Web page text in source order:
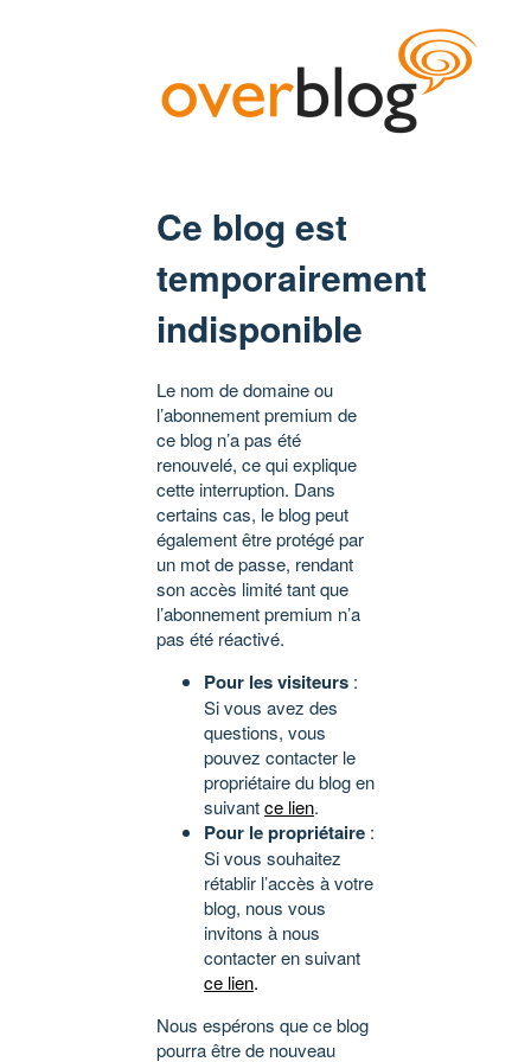
Ce blog est
temporairement
indisponible
Le nom de domaine ou
l’abonnement premium de
ce blog n’a pas été
renouvelé, ce qui explique
cette interruption. Dans
certains cas, le blog peut
également être protégé par
un mot de passe, rendant
son accès limité tant que
l’abonnement premium n’a
pas été réactivé.
Pour les visiteurs :
Si vous avez des
questions, vous
pouvez contacter le
propriétaire du blog en
suivantce lien.
Pour le propriétaire :
Si vous souhaitez
rétablir l’accès à votre
blog, nous vous
invitons à nous
contacter en suivant
ce lien.
Nous espérons que ce blog
pourra être de nouveau